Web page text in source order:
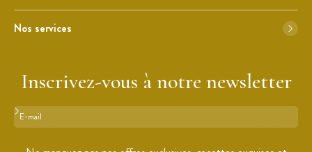
Nos services
Inscrivez-vous à notre newsletter
Format : adresse@email.com